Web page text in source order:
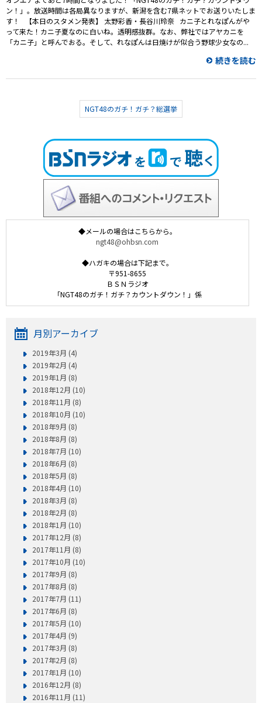
ン！」。放送時間は各局異なりますが、新潟を含む7県ネットでお送りいたしま
す！ 【本日のスタメン発表】 太野彩香・長谷川玲奈 カニ子とれなぽんがや
って来た！カニ子夏なのに白いね。透明感抜群。なお、弊社ではアヤカニを
「カニ子」と呼んでおる。そして、れなぽんは日焼けが似合う野球少女なの...
続きを読む
NGT48のガチ！ガチ？総選挙
◆メールの場合はこちらから。
ngt48@ohbsn.com
◆ハガキの場合は下記まで。
〒951-8655
ＢＳＮラジオ
「NGT48のガチ！ガチ？カウントダウン！」係
月別アーカイブ
2019年3月 (4)
2019年2月 (4)
2019年1月 (8)
2018年12月 (10)
2018年11月 (8)
2018年10月 (10)
2018年9月 (8)
2018年8月 (8)
2018年7月 (10)
2018年6月 (8)
2018年5月 (8)
2018年4月 (10)
2018年3月 (8)
2018年2月 (8)
2018年1月 (10)
2017年12月 (8)
2017年11月 (8)
2017年10月 (10)
2017年9月 (8)
2017年8月 (8)
2017年7月 (11)
2017年6月 (8)
2017年5月 (10)
2017年4月 (9)
2017年3月 (8)
2017年2月 (8)
2017年1月 (10)
2016年12月 (8)
2016年11月 (11)